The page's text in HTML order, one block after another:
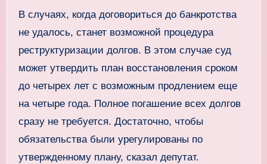
В случаях, когда договориться до банкротства
не удалось, станет возможной процедура
реструктуризации долгов. В этом случае суд
может утвердить план восстановления сроком
до четырех лет с возможным продлением еще
на четыре года. Полное погашение всех долгов
сразу не требуется. Достаточно, чтобы
обязательства были урегулированы по
утвержденному плану, сказал депутат.